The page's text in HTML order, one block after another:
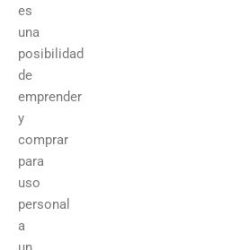
es
una
posibilidad
de
emprender
y
comprar
para
uso
personal
a